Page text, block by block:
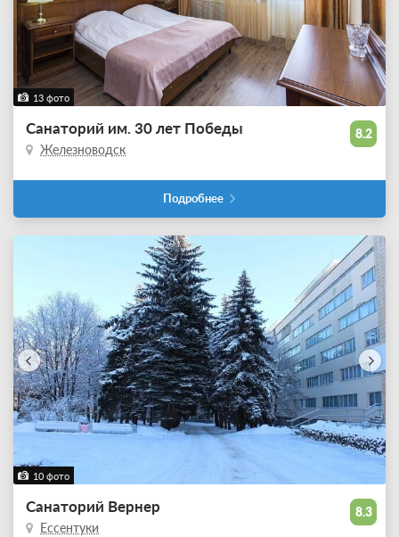
13 фото
8.2
Санаторий им. 30 лет Победы
Железноводск
Подробнее
10 фото
8.3
Санаторий Вернер
Ессентуки